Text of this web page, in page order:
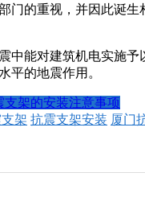
门的重视，并因此诞生
中能对建筑机电实施予
平的地震作用。
支架的安装注意事项
架 抗震支架安装 厦门